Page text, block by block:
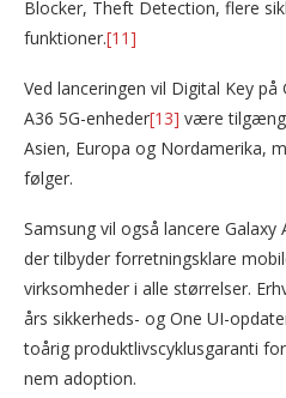
Blocker, Theft Detection, flere
funktioner.[11]
Ved lanceringen vil Digital Key på
A36 5G-enheder[13] være
Asien, Europa og Nordamerika,
følger.
Samsung vil også lancere Galaxy
der tilbyder forretningsklare
virksomheder i alle størrelser.
års sikkerheds- og One UI-
toårig produktlivscyklusgaranti
nem adoption.